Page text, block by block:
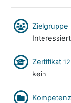
Zielgruppe
Zertifikat
kein